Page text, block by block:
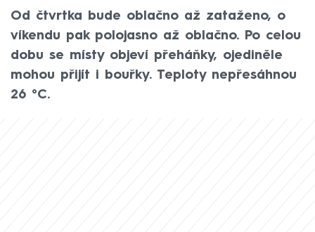
Od čtvrtka bude oblačno až zataženo, o
víkendu pak polojasno až oblačno. Po celou
dobu se místy objeví přeháňky, ojediněle
mohou přijít i bouřky. Teploty nepřesáhnou
26 °C.